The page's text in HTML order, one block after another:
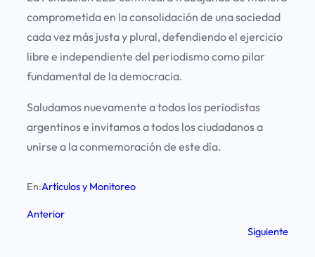
comprometida en la consolidación de una sociedad
cada vez más justa y plural, defendiendo el ejercicio
libre e independiente del periodismo como pilar
fundamental de la democracia.
Saludamos nuevamente a todos los periodistas
argentinos e invitamos a todos los ciudadanos a
unirse a la conmemoración de este día.
En:Artículos y Monitoreo
Anterior
Siguiente